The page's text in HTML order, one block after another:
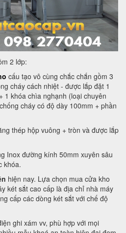
2 lớp:
cấu tạo vô cùng chắc chắn gồm 3
cháy cách nhiệt - được lắp đặt 1
1 khóa chìa nghạnh (loại chuyên
cháy có độ dày 100mm + phần
thép hộp vuông + tròn và được lắp
Inox đường kính 50mm xuyên sâu
khóa.
hiện nay. Lựa chọn mua cửa kho
két sắt cao cấp là địa chỉ nhà máy
cấp các dòng két sắt với chế độ
ghi xám vv, phù hợp với mọi